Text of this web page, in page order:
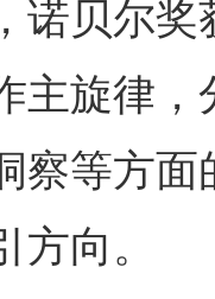
诺贝尔
主旋律
察等方
向。